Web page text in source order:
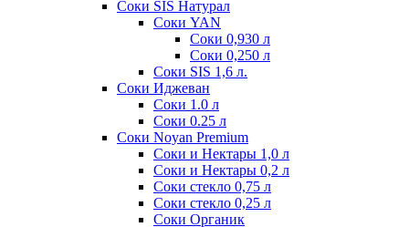
Соки SIS Натурал
Соки YAN
Соки 0,930 л
Соки 0,250 л
Соки SIS 1,6 л.
Соки Иджеван
Соки 1.0 л
Соки 0.25 л
Соки Noyan Premium
Соки и Нектары 1,0 л
Соки и Нектары 0,2 л
Соки стекло 0,75 л
Соки стекло 0,25 л
Соки Органик